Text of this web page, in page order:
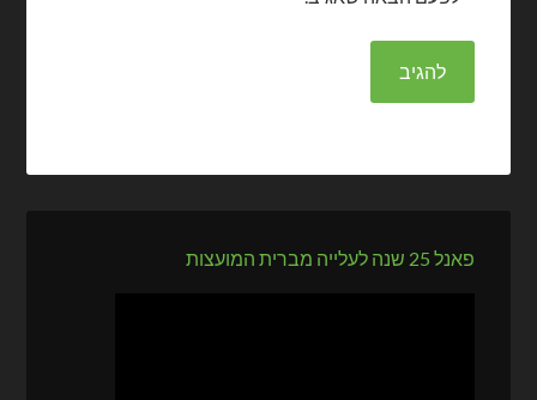
פאנל 25 שנה לעלייה מברית המועצות